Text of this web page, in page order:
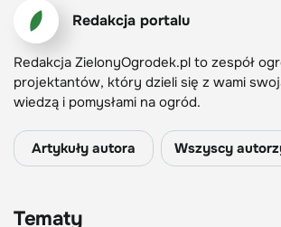
Redakcja portalu
Redakcja ZielonyOgrodek.pl to zespół
projektantów, który dzieli się z wami
wiedzą i pomysłami na ogród.
Artykuły autora Wszyscy
Tematy